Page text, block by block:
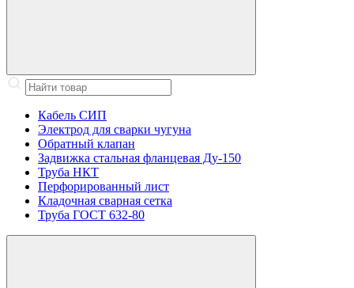
Кабель СИП
Электрод для сварки чугуна
Обратный клапан
Задвижка стальная фланцевая Ду-150
Труба НКТ
Перфорированный лист
Кладочная сварная сетка
Труба ГОСТ 632-80